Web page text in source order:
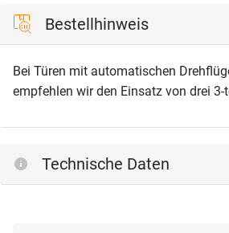
Bestellhinweis
Bei Türen mit automatischen
empfehlen wir den Einsatz von drei 3-
Technische Daten